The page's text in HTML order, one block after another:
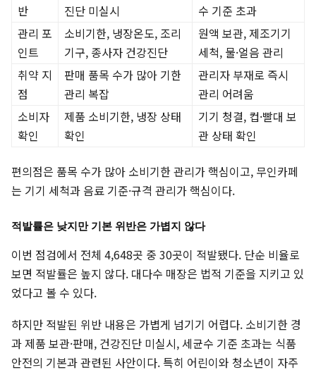
반
진단 미실시
수 기준 초과
관리 포
인트
소비기한, 냉장온도, 조리
기구, 종사자 건강진단
원액 보관, 제조기기
세척, 물·얼음 관리
취약 지
점
판매 품목 수가 많아 기한
관리 복잡
관리자 부재로 즉시
관리 어려움
소비자
확인
제품 소비기한, 냉장 상태
확인
기기 청결, 컵·빨대 보
관 상태 확인
편의점은 품목 수가 많아 소비기한 관리가 핵심이고, 무인카페
는 기기 세척과 음료 기준·규격 관리가 핵심이다.
적발률은 낮지만 기본 위반은 가볍지 않다
이번 점검에서 전체 4,648곳 중 30곳이 적발됐다. 단순 비율로
보면 적발률은 높지 않다. 대다수 매장은 법적 기준을 지키고 있
었다고 볼 수 있다.
하지만 적발된 위반 내용은 가볍게 넘기기 어렵다. 소비기한 경
과 제품 보관·판매, 건강진단 미실시, 세균수 기준 초과는 식품
안전의 기본과 관련된 사안이다. 특히 어린이와 청소년이 자주